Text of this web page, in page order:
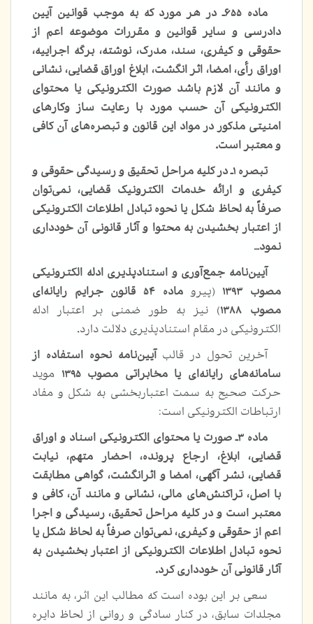
ماده ۶۵۵ـ در هر مورد که به موجب قوانین آیین
دادرسی و سایر قوانین و مقررات موضوعه اعم از
حقوقی و کیفری، سند، مدرک، نوشته، برگه اجراییه،
اوراق رأی، امضا، اثر انگشت، ابلاغ اوراق قضایی، نشانی
و مانند آن لازم باشد صورت الکترونیکی یا محتوای
الکترونیکی آن حسب مورد با رعایت ساز وکارهای
امنیتی مذکور در مواد این قانون و تبصره‌های آن کافی
و معتبر است.
تبصره ۱ـ در کلیه مراحل تحقیق و رسیدگی حقوقی و
کیفری و ارائه خدمات الکترونیک قضایی، نمی‌توان
صرفاً به لحاظ شکل یا نحوه تبادل اطلاعات الکترونیکی
از اعتبار بخشیدن به محتوا و آثار قانونی آن خودداری
نمود…
آیین‌نامه جمع‌آوری و استنادپذیری ادله الکترونیکی
مصوب ۱۳۹۳
(پیرو
ماده ۵۴ قانون جرایم رایانه‌ای
مصوب ۱۳۸۸
)
نیز به طور ضمنی بر اعتبار ادله
الکترونیکی در مقام استنادپذیری دلالت دارد.
آخرین تحول در قالبآیین‌نامه نحوه استفاده از
سامانه‌های رایانه‌ای یا مخابراتی مصوب ۱۳۹۵
موید
حرکت صحیح به سمت اعتباربخشی به شکل و مفاد
ارتباطات الکترونیکی است:
ماده ۳ـ صورت یا محتوای الکترونیکی اسناد و اوراق
قضایی، ابلاغ، ارجاع پرونده، احضار متهم، نیابت
قضایی، نشر آگهی، امضا و اثرانگشت، گواهی مطابقت
با اصل، تراکنش‌های مالی، نشانی و مانند آن، کافی و
معتبر است و در کلیه مراحل تحقیق، رسیدگی و اجرا
اعم از حقوقی و کیفری، نمی‌توان صرفاً به لحاظ شکل یا
نحوه تبادل اطلاعات الکترونیکی از اعتبار بخشیدن به
آثار قانونی آن خودداری کرد.
سعی بر این بوده است که مطالب این اثر، به مانند
مجلدات سابق، در کنار سادگی و روانی از لحاظ دایره